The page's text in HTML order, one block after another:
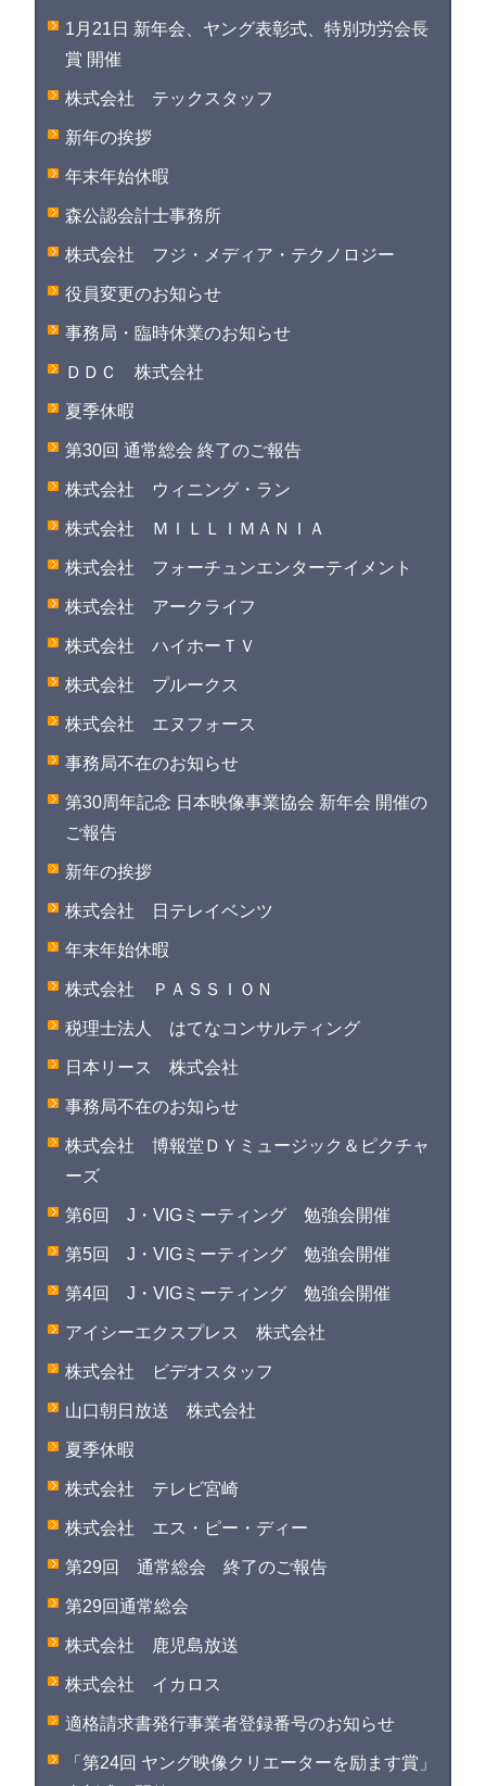
1月21日 新年会、ヤング表彰式、特別功労会長
賞 開催
株式会社 テックスタッフ
新年の挨拶
年末年始休暇
森公認会計士事務所
株式会社 フジ・メディア・テクノロジー
役員変更のお知らせ
事務局・臨時休業のお知らせ
ＤＤＣ 株式会社
夏季休暇
第30回 通常総会 終了のご報告
株式会社 ウィニング・ラン
株式会社 ＭＩＬＬＩＭＡＮＩＡ
株式会社 フォーチュンエンターテイメント
株式会社 アークライフ
株式会社 ハイホーＴＶ
株式会社 プルークス
株式会社 エヌフォース
事務局不在のお知らせ
第30周年記念 日本映像事業協会 新年会 開催の
ご報告
新年の挨拶
株式会社 日テレイベンツ
年末年始休暇
株式会社 ＰＡＳＳＩＯＮ
税理士法人 はてなコンサルティング
日本リース 株式会社
事務局不在のお知らせ
株式会社 博報堂ＤＹミュージック＆ピクチャ
ーズ
第6回 J・VIGミーティング 勉強会開催
第5回 J・VIGミーティング 勉強会開催
第4回 J・VIGミーティング 勉強会開催
アイシーエクスプレス 株式会社
株式会社 ビデオスタッフ
山口朝日放送 株式会社
夏季休暇
株式会社 テレビ宮崎
株式会社 エス・ピー・ディー
第29回 通常総会 終了のご報告
第29回通常総会
株式会社 鹿児島放送
株式会社 イカロス
適格請求書発行事業者登録番号のお知らせ
「第24回 ヤング映像クリエーターを励ます賞」